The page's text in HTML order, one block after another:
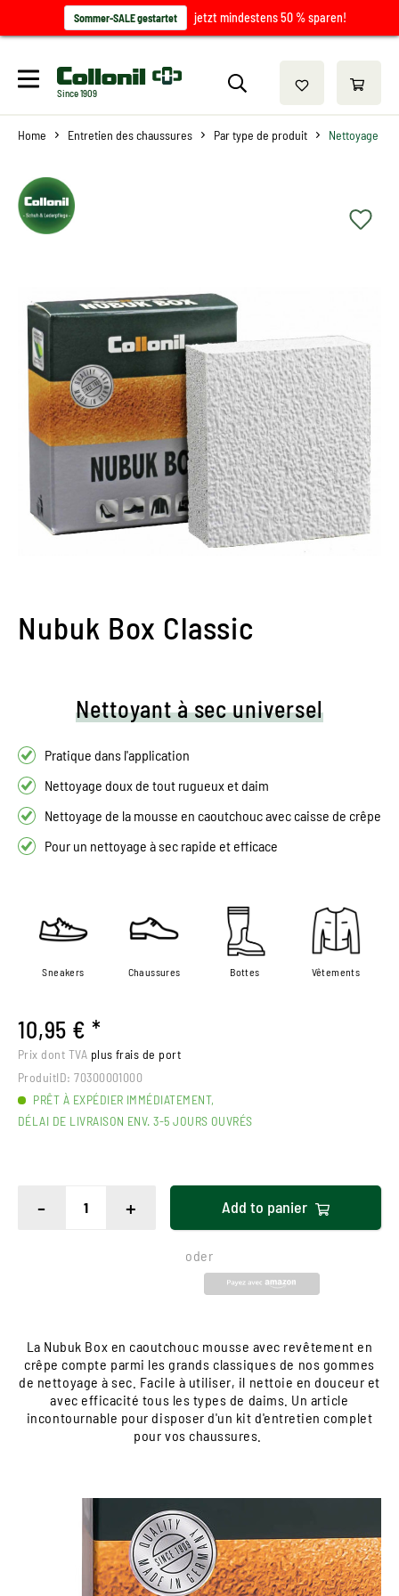
Sommer-SALE gestartet jetzt mindestens 50 % sparen!
Since 1909
Home Entretien des chaussures Par type de produit Nettoyage
Nubuk Box Classic
Nettoyant à sec universel
Pratique dans l'application
Nettoyage doux de tout rugueux et daim
Nettoyage de la mousse en caoutchouc avec caisse de crêpe
Pour un nettoyage à sec rapide et efficace
Sneakers Chaussures Bottes Vêtements
10,95 € *
Prix dont TVA plus frais de port
ProduitID: 70300001000
PRÊT À EXPÉDIER IMMÉDIATEMENT,
DÉLAI DE LIVRAISON ENV. 3-5 JOURS OUVRÉS
- + Add to panier
oder
La Nubuk Box en caoutchouc mousse avec revêtement en
crêpe compte parmi les grands classiques de nos gommes
de nettoyage à sec. Facile à utiliser, il nettoie en douceur et
avec efficacité tous les types de daims. Un article
incontournable pour disposer d'un kit d'entretien complet
pour vos chaussures.